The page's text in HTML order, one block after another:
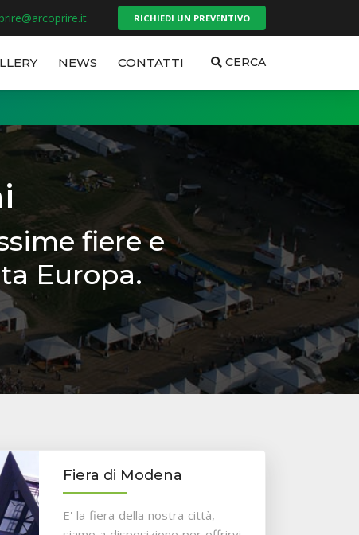
RICHIEDI UN PREVENTIVO
NEWS CONTATTI CERCA
fiere e
Europa.
Fiera di Modena
E' la fiera della nostra città,